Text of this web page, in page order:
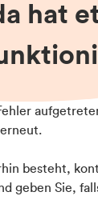
hat
besteht,
geben Sie,